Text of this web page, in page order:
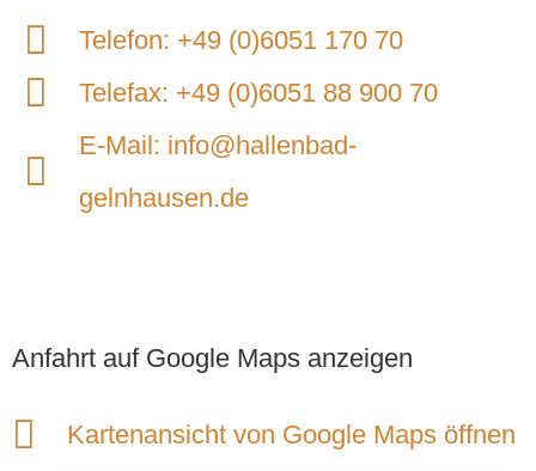
Telefon: +49 (0)6051 170 70
Telefax: +49 (0)6051 88 900 70
E-Mail: info@hallenbad-
gelnhausen.de
Anfahrt auf Google Maps anzeigen
Kartenansicht von Google Maps öffnen